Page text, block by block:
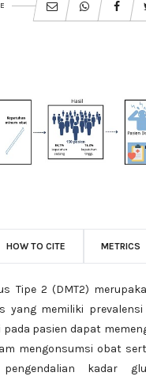
HOW TO CITE METRICS
Tipe 2 (DMT2)
yang memiliki
pada pasien dapat
mengonsumsi obat
kadar